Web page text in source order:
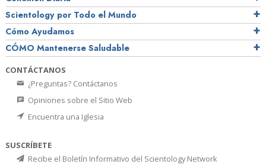
Scientology por Todo el Mundo
Cómo Ayudamos
CÓMO Mantenerse Saludable
CONTÁCTANOS
¿Preguntas? Contáctanos
Opiniones sobre el Sitio Web
Encuentra una Iglesia
SUSCRÍBETE
Recibe el Boletín Informativo del Scientology Network